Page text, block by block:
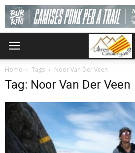
Home Tags Noor Van Der Veen
Tag: Noor Van Der Veen